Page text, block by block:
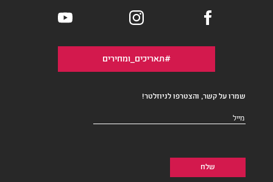
#תאריכים_ומחירים
שמרו על קשר, והצטרפו לניוזלטר!
דואר